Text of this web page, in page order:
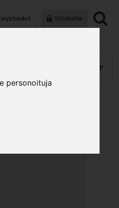
personoituja
Yrityksille
Pintakäsittely